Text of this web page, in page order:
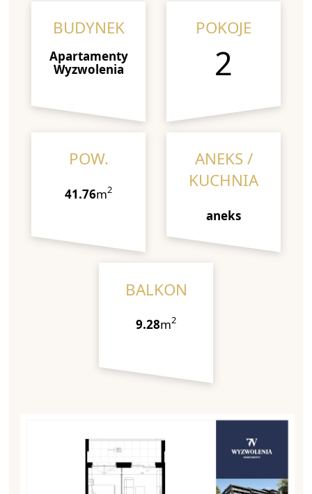
BUDYNEK
Apartamenty
Wyzwolenia
POKOJE
2
POW.
41.76m2
ANEKS /
KUCHNIA
aneks
BALKON
9.28m2